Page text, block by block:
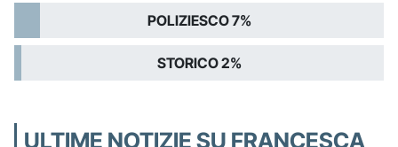
POLIZIESCO 7%
STORICO 2%
ULTIME NOTIZIE SU FRANCESCA